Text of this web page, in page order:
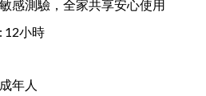
感測驗，全家共享安心使用
12小時
年人